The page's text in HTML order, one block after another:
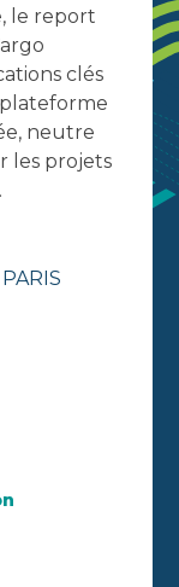
le report
clés
plateforme
neutre
les projets